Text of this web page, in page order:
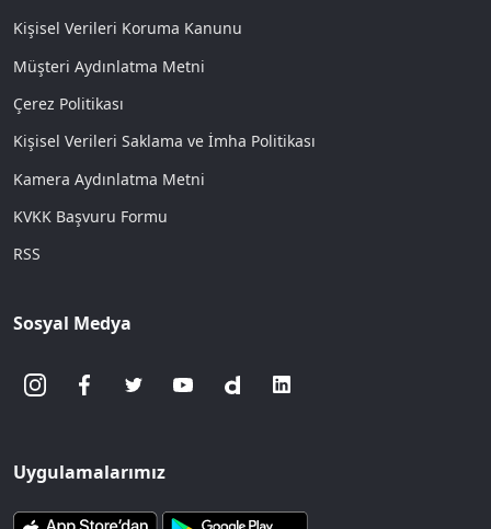
Kişisel Verileri Koruma Kanunu
Müşteri Aydınlatma Metni
Çerez Politikası
Kişisel Verileri Saklama ve İmha Politikası
Kamera Aydınlatma Metni
KVKK Başvuru Formu
RSS
Sosyal Medya
Uygulamalarımız